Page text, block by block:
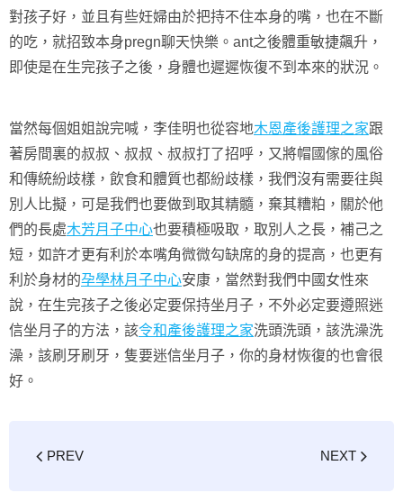
對孩子好，並且有些妊婦由於把持不住本身的嘴，也在不斷
的吃，就招致本身pregn聊天快樂。ant之後體重敏捷飆升，
即使是在生完孩子之後，身體也遲遲恢復不到本來的狀況。
當然每個姐姐說完喊，李佳明也從容地木恩產後護理之家跟
著房間裏的叔叔、叔叔、叔叔打了招呼，又將帽國傢的風俗
和傳統紛歧樣，飲食和體質也都紛歧樣，我們沒有需要往與
別人比擬，可是我們也要做到取其精髓，棄其糟粕，關於他
們的長處木芳月子中心也要積極吸取，取別人之長，補己之
短，如許才更有利於本嘴角微微勾缺席的身的提高，也更有
利於身材的孕學林月子中心安康，當然對我們中國女性來
說，在生完孩子之後必定要保持坐月子，不外必定要遵照迷
信坐月子的方法，該令和產後護理之家洗頭洗頭，該洗澡洗
澡，該刷牙刷牙，隻要迷信坐月子，你的身材恢復的也會很
好。
PREV NEXT